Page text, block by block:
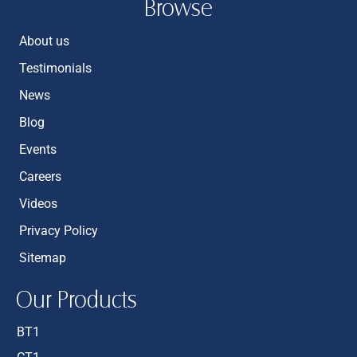
Browse
About us
Testimonials
News
Blog
Events
Careers
Videos
Privacy Policy
Sitemap
Our Products
BT1